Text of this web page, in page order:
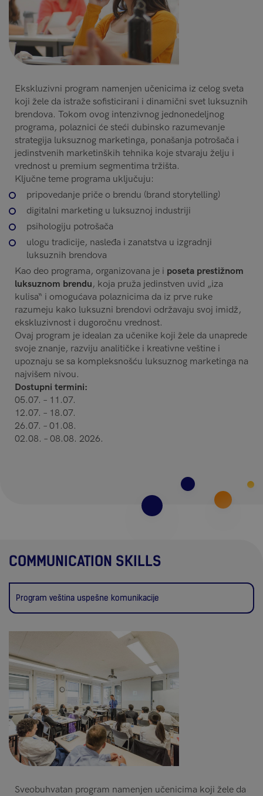
Ekskluzivni program namenjen učenicima iz celog sveta
koji žele da istraže sofisticirani i dinamični svet luksuznih
brendova. Tokom ovog intenzivnog jednonedeljnog
programa, polaznici će steći dubinsko razumevanje
strategija luksuznog marketinga, ponašanja potrošača i
jedinstvenih marketinških tehnika koje stvaraju želju i
vrednost u premium segmentima tržišta.
Ključne teme programa uključuju:
pripovedanje priče o brendu (brand storytelling)
digitalni marketing u luksuznoj industriji
psihologiju potrošača
ulogu tradicije, nasleđa i zanatstva u izgradnji
luksuznih brendova
Kao deo programa, organizovana je i poseta prestižnom
luksuznom brendu, koja pruža jedinstven uvid „iza
kulisa“ i omogućava polaznicima da iz prve ruke
razumeju kako luksuzni brendovi održavaju svoj imidž,
ekskluzivnost i dugoročnu vrednost.
Ovaj program je idealan za učenike koji žele da unaprede
svoje znanje, razviju analitičke i kreativne veštine i
upoznaju se sa kompleksnošću luksuznog marketinga na
najvišem nivou.
Dostupni termini:
05.07. – 11.07.
12.07. – 18.07.
26.07. – 01.08.
02.08. – 08.08. 2026.
COMMUNICATION SKILLS
Program veština uspešne komunikacije
Sveobuhvatan program namenjen učenicima koji žele da